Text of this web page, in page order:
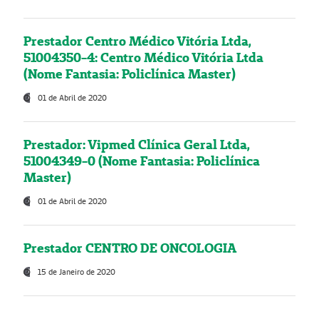
Prestador Centro Médico Vitória Ltda,
51004350-4: Centro Médico Vitória Ltda
(Nome Fantasia: Policlínica Master)
01 de Abril de 2020
Prestador: Vipmed Clínica Geral Ltda,
51004349-0 (Nome Fantasia: Policlínica
Master)
01 de Abril de 2020
Prestador CENTRO DE ONCOLOGIA
15 de Janeiro de 2020